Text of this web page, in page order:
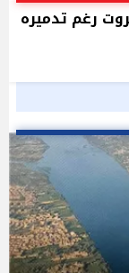
رغم تدميره